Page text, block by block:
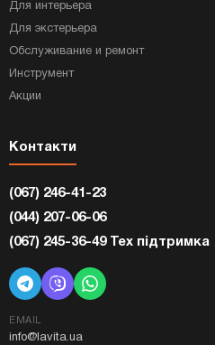
Для интерьера
Для экстерьера
Обслуживание и ремонт
Инструмент
Акции
Контакти
(067) 246-41-23
(044) 207-06-06
(067) 245-36-49 Тех підтримка
EMAIL
info@lavita.ua